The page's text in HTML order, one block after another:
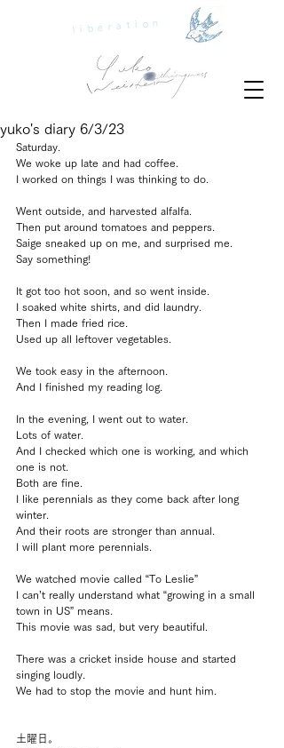
liberation
yuko's diary 6/3/23
Saturday.
We woke up late and had coffee.
I worked on things I was thinking to do.
Went outside, and harvested alfalfa.
Then put around tomatoes and peppers.
Saige sneaked up on me, and surprised me.
Say something!
It got too hot soon, and so went inside.
I soaked white shirts, and did laundry.
Then I made fried rice.
Used up all leftover vegetables.
We took easy in the afternoon.
And I finished my reading log.
In the evening, I went out to water.
Lots of water.
And I checked which one is working, and which
one is not.
Both are fine.
I like perennials as they come back after long
winter.
And their roots are stronger than annual.
I will plant more perennials.
We watched movie called “To Leslie”
I can’t really understand what “growing in a small
town in US” means.
This movie was sad, but very beautiful.
There was a cricket inside house and started
singing loudly.
We had to stop the movie and hunt him.
土曜日。